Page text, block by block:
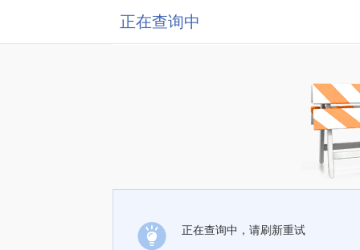
正在查询中
正在查询中，请刷新重试